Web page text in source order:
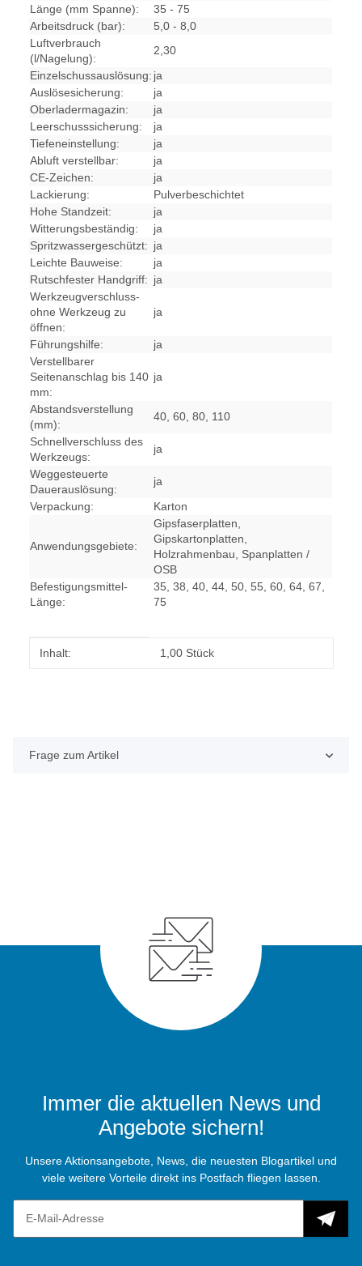
Länge (mm Spanne):
35 - 75
Arbeitsdruck (bar):
5,0 - 8,0
Luftverbrauch
(l/Nagelung):
2,30
Einzelschussauslösung: ja
Auslösesicherung:
ja
Oberladermagazin:
ja
Leerschusssicherung:
ja
Tiefeneinstellung:
ja
Abluft verstellbar:
ja
CE-Zeichen:
ja
Lackierung:
Pulverbeschichtet
Hohe Standzeit:
ja
Witterungsbeständig:
ja
Spritzwassergeschützt: ja
Leichte Bauweise:
ja
Rutschfester Handgriff: ja
Werkzeugverschluss-
ohne Werkzeug zu
öffnen:
ja
Führungshilfe:
ja
Verstellbarer
Seitenanschlag bis 140
mm:
ja
Abstandsverstellung
(mm):
40, 60, 80, 110
Schnellverschluss des
Werkzeugs:
ja
Weggesteuerte
Dauerauslösung:
ja
Verpackung:
Karton
Anwendungsgebiete:
Gipsfaserplatten,
Gipskartonplatten,
Holzrahmenbau, Spanplatten /
OSB
Befestigungsmittel-
Länge:
35, 38, 40, 44, 50, 55, 60, 64, 67,
75
Produkteigenschaft
Wert
Inhalt: 1,00 Stück
Frage zum Artikel
Immer die aktuellen News und
Angebote sichern!
Unsere Aktionsangebote, News, die neuesten Blogartikel und
viele weitere Vorteile direkt ins Postfach fliegen lassen.